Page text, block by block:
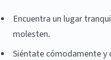
Encuentra un lugar
molesten.
Siéntate cómodamente y